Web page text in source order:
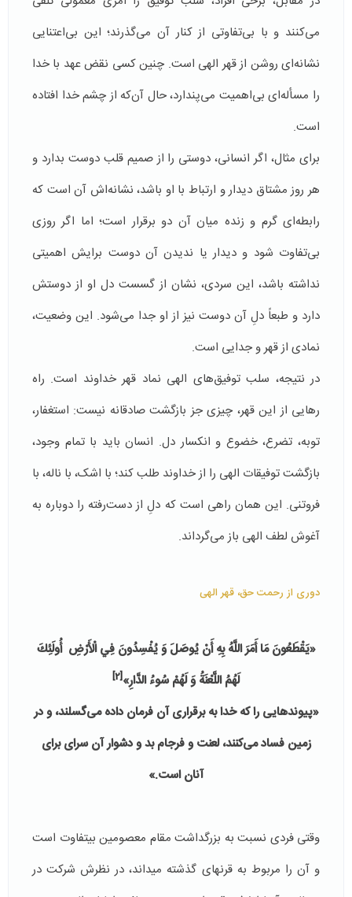
می‌کنند و با بی‌تفاوتی از کنار آن می‌گذرند؛ این بی‌اعتنایی
نشانه‌ای روشن از قهر الهی است. چنین کسی نقض عهد با خدا
را مسأله‌ای بی‌اهمیت می‌پندارد، حال آن‌که از چشم خدا افتاده
است.
برای مثال، اگر انسانی، دوستی را از صمیم قلب دوست بدارد و
هر روز مشتاق دیدار و ارتباط با او باشد، نشانه‌اش آن است که
رابطه‌ای گرم و زنده میان آن دو برقرار است؛ اما اگر روزی
بی‌تفاوت شود و دیدار یا ندیدن آن دوست برایش اهمیتی
نداشته باشد، این سردی، نشان از گسست دل او از دوستش
دارد و طبعاً دلِ آن دوست نیز از او جدا می‌شود. این وضعیت،
نمادی از قهر و جدایی است.
در نتیجه، سلب توفیق‌های الهی نماد قهر خداوند است. راه
رهایی از این قهر، چیزی جز بازگشت صادقانه نیست: استغفار،
توبه، تضرع، خضوع و انکسار دل. انسان باید با تمام وجود،
بازگشت توفیقات الهی را از خداوند طلب کند؛ با اشک، با ناله، با
فروتنی. این همان راهی است که دلِ از دست‌رفته را دوباره به
آغوش لطف الهی باز می‌گرداند.
دوری از رحمت حق، قهر الهی
«يَقْطَعُونَ مَا أَمَرَ اللَّهُ بِهِ أَنْ يُوصَلَ وَ يُفْسِدُونَ فِي الْأَرْضِ أُولَئِكَ
لَهُمُ اللَّعْنَةُ وَ لَهُمْ سُوءُ الدَّارِ»[2]
«پیوندهایی را که خدا به برقراری آن فرمان داده می‌گسلند، و در
زمین فساد می‌کنند، لعنت و فرجام بد و دشوار آن سرای برای
آنان است.»
وقتی فردی نسبت به بزرگداشت مقام معصومین بی­تفاوت است
و آن را مربوط به قرن­های گذشته می­داند، در نظرش شرکت در